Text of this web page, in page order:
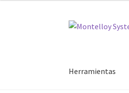
Ir
Ir
Herramientas